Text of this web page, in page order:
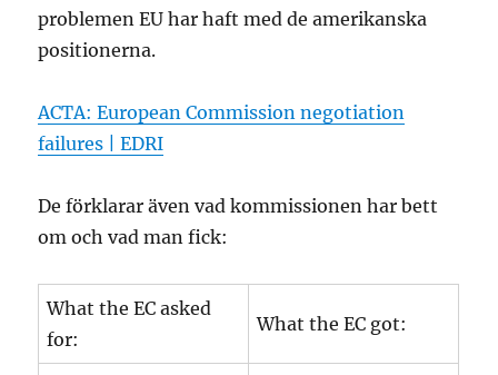
problemen EU har haft med de amerikanska
positionerna.
ACTA: European Commission negotiation
failures | EDRI
De förklarar även vad kommissionen har bett
om och vad man fick:
What the EC asked
for:
What the EC got: